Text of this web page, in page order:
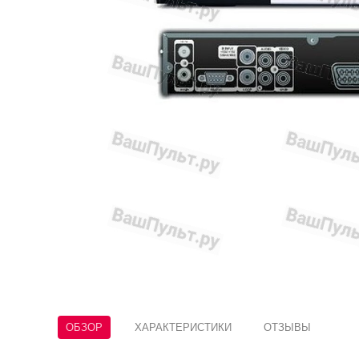
ОБЗОР ХАРАКТЕРИСТИКИ ОТЗЫВЫ